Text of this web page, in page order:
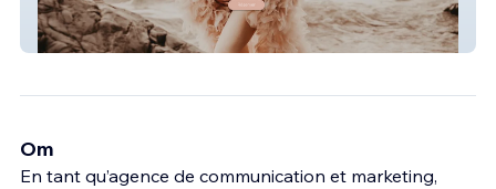
Chamarelles
Om
En tant qu’agence de communication et marketing,